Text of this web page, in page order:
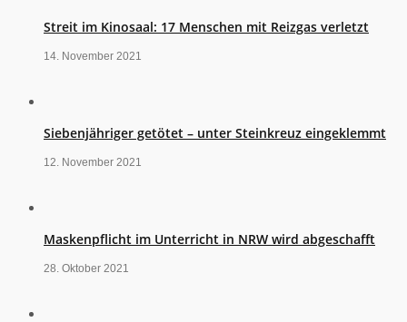
Streit im Kinosaal: 17 Menschen mit Reizgas verletzt
14. November 2021
Siebenjähriger getötet – unter Steinkreuz eingeklemmt
12. November 2021
Maskenpflicht im Unterricht in NRW wird abgeschafft
28. Oktober 2021